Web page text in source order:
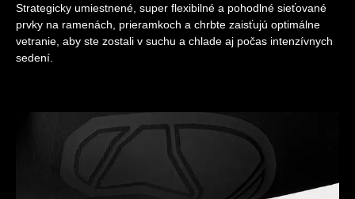
Strategicky umiestnené, super flexibilné a pohodlné sieťované
prvky na ramenách, prieramkoch a chrbte zaisťujú optimálne
vetranie, aby ste zostali v suchu a chlade aj počas intenzívnych
sedení.